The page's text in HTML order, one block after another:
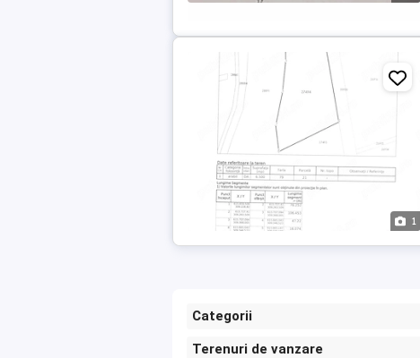
1
Categorii
Terenuri de vanzare